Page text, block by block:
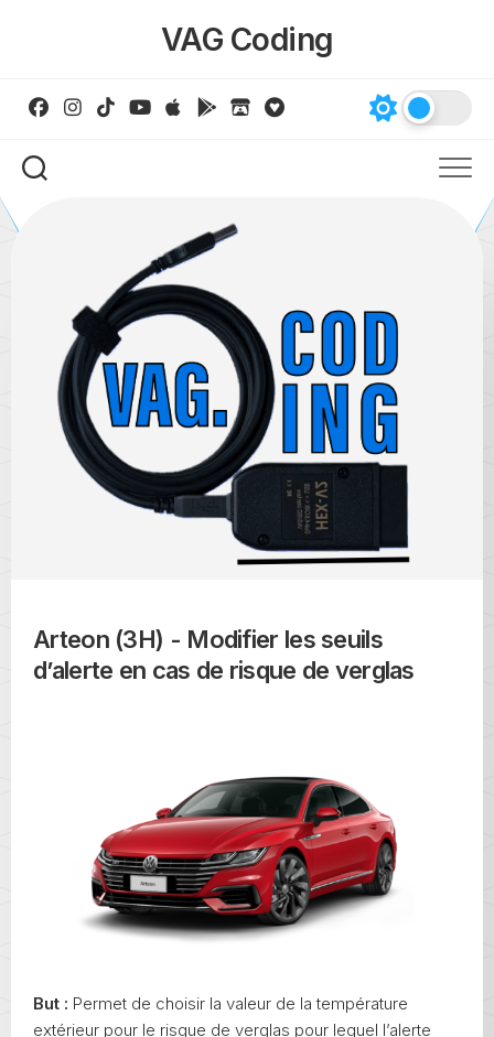
VAG Coding
Arteon (3H) - Modifier les seuils
d’alerte en cas de risque de verglas
But : Permet de choisir la valeur de la température
extérieur pour le risque de verglas pour lequel l’alerte